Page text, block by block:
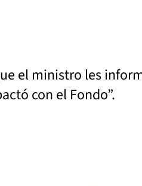
el ministro les
con el Fondo”.